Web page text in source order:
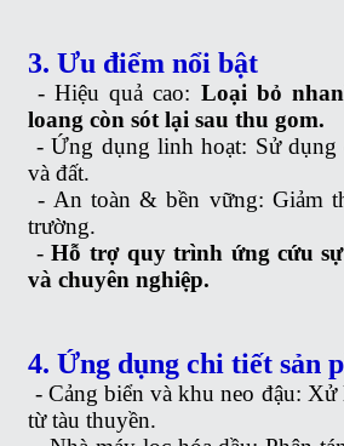
3. Ưu điểm nổi bật
-Hiệu quả cao: Loại bỏ
loang còn sót lại sau thu gom.
-Ứng dụng linh hoạt: Sử dụng
và đất.
- An toàn & bền vững: Giảm
trường.
-Hỗ trợ quy trình ứng cứu
và chuyên nghiệp.
4. Ứng dụng chi tiết sản
- Cảng biển và khu neo đậu: Xử
từ tàu thuyền.